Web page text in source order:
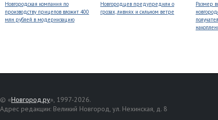
Новгородская компания по
производству прицепов вложит 400
млн рублей в модернизацию
Новгородцев предупредили о
грозах, ливнях и сильном ветре
Размер
© «Новгород.ру», 1997-2026.
Адрес редакции: Великий Новгород, ул. Нехинская, д. 8